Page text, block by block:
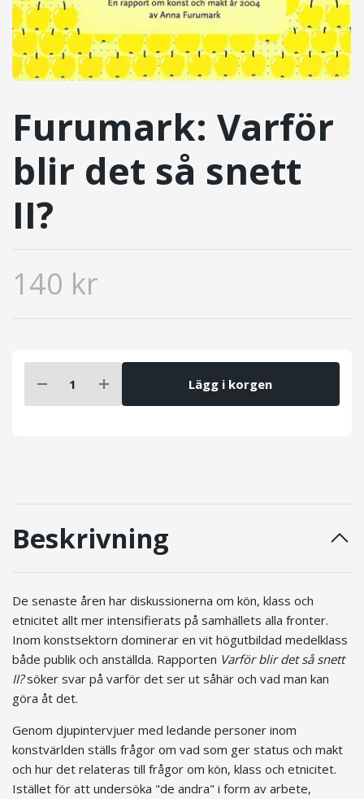
Furumark: Varför
blir det så snett
II?
140 kr
Lägg i korgen
Beskrivning
De senaste åren har diskussionerna om kön, klass och
etnicitet allt mer intensifierats på samhällets alla fronter.
Inom konstsektorn dominerar en vit högutbildad medelklass
både publik och anställda. Rapporten Varför blir det så snett
II?söker svar på varför det ser ut såhär och vad man kan
göra åt det.
Genom djupintervjuer med ledande personer inom
konstvärlden ställs frågor om vad som ger status och makt
och hur det relateras till frågor om kön, klass och etnicitet.
Istället för att undersöka "de andra" i form av arbete,